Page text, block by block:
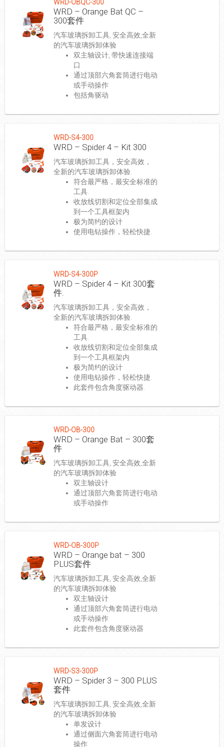
WRD-OBQC-300
WRD – Orange Bat QC –
300套件
汽车玻璃拆卸工具, 安全高效,全新
的汽车玻璃拆卸体验
双主轴设计, 带快速连接端
口
通过顶部六角套筒进行电动
或手动操作
包括角驱动
WRD-S4-300
WRD – Spider 4 – Kit 300
汽车玻璃拆卸工具，安全高效，
全新的汽车玻璃拆卸体验.
符合最严格，最安全标准的
工具.
收放线切割和定位全部集成
到一个工具框架内
极为简约的设计
使用电钻操作，轻松快捷.
WRD-S4-300P
WRD – Spider 4 – Kit 300套
件.
汽车玻璃拆卸工具，安全高效，
全新的汽车玻璃拆卸体验.
符合最严格，最安全标准的
工具.
收放线切割和定位全部集成
到一个工具框架内
极为简约的设计
使用电钻操作，轻松快捷.
此套件包含角度驱动器.
WRD-OB-300
WRD – Orange Bat – 300套
件
汽车玻璃拆卸工具, 安全高效,全新
的汽车玻璃拆卸体验
双主轴设计
通过顶部六角套筒进行电动
或手动操作
WRD-OB-300P
WRD – Orange bat – 300
PLUS套件
汽车玻璃拆卸工具, 安全高效,全新
的汽车玻璃拆卸体验
双主轴设计
通过顶部六角套筒进行电动
或手动操作
此套件包含角度驱动器
WRD-S3-300P
WRD – Spider 3 – 300 PLUS
套件
汽车玻璃拆卸工具, 安全高效,全新
的汽车玻璃拆卸体验
单发设计
通过侧面六角套筒进行电动
操作